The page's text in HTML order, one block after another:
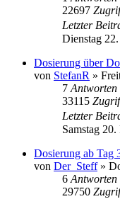
22697
Letzter
Dienstag
Dosierung über
von StefanR »
7 Antworten
33115
Letzter
Samstag
Dosierung ab Tag
von Der_Steff»
6 Antworten
29750